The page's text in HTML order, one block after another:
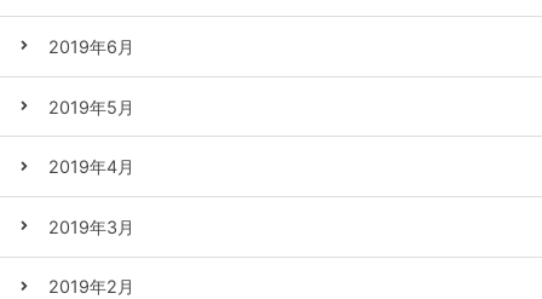
2019年6月
2019年5月
2019年4月
2019年3月
2019年2月